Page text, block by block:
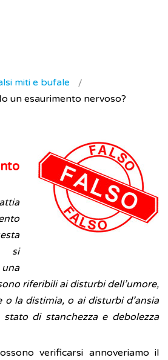
miti e bufale
un esaurimento nervoso?
si
riferibili ai disturbi dell’umore,
o la distimia, o ai disturbi d’ansia
di stanchezza e debolezza
verificarsi annoveriamo il